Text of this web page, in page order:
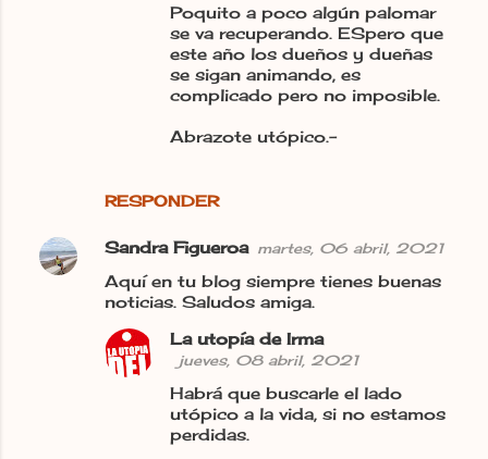
RESPONDER
Poquito a poco algún palomar
se va recuperando. ESpero que
este año los dueños y dueñas
se sigan animando, es
complicado pero no imposible.
Abrazote utópico.-
Sandra Figueroa martes, 06 abril, 2021
Aquí en tu blog siempre tienes buenas
noticias. Saludos amiga.
La utopía de Irma
jueves, 08 abril, 2021
Habrá que buscarle el lado
utópico a la vida, si no estamos
perdidas.